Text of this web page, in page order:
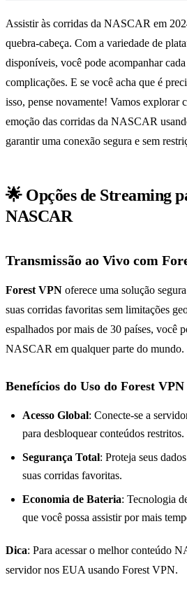
Assistir às corridas da NASCAR em
quebra-cabeça. Com a variedade de
disponíveis, você pode acompanhar
complicações. E se você acha que é
isso, pense novamente! Vamos explorar
emoção das corridas da NASCAR
garantir uma conexão segura e sem
🌟 Opções de Streaming
NASCAR
Transmissão ao Vivo com
Forest VPN oferece uma solução
suas corridas favoritas sem limitações
espalhados por mais de 30 países, você
NASCAR em qualquer parte do mundo.
Benefícios do Uso do Forest VPN
Acesso Global: Conecte-se a
para desbloquear conteúdos restritos.
Segurança Total: Proteja seus
suas corridas favoritas.
Economia de Bateria: Tecnologia
que você possa assistir por mais
Dica: Para acessar o melhor conteúdo
servidor nos EUA usando Forest VPN.